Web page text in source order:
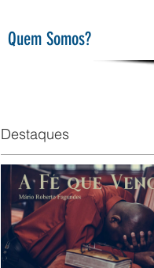
Quem Somos?
Destaques